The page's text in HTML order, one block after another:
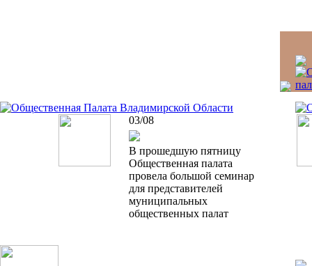
03/08
В прошедшую пятницу
Общественная палата
провела большой семинар
для представителей
муниципальных
общественных палат